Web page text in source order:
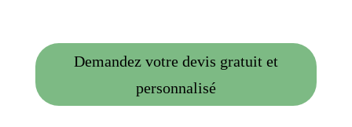
Demandez votre devis gratuit et
personnalisé